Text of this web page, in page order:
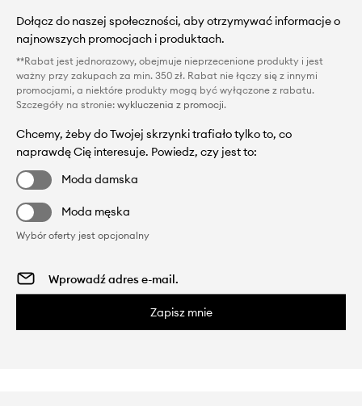
Dołącz do naszej społeczności, aby otrzymywać informacje o
najnowszych promocjach i produktach.
**Rabat jest jednorazowy, obejmuje nieprzecenione produkty i jest
ważny przy zakupach za min. 350 zł. Rabat nie łączy się z innymi
promocjami, a niektóre produkty mogą być wyłączone z rabatu.
Szczegóły na stronie: wykluczenia z promocji.
Chcemy, żeby do Twojej skrzynki trafiało tylko to, co
naprawdę Cię interesuje. Powiedz, czy jest to:
Moda damska
Moda męska
Wybór oferty jest opcjonalny
Zapisz mnie